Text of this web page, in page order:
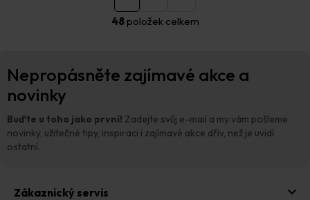
á
í
v
k
n
á
n
48 položek celkem
Nepropásněte zajímavé akce a
novinky
Buďte u toho jako první! Zadejte svůj e-mail a my vám pošleme
novinky, užitečné tipy, inspiraci i zajímavé akce dřív, než je uvidí
ostatní.
Zákaznický servis